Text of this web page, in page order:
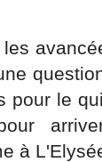
pour le
à